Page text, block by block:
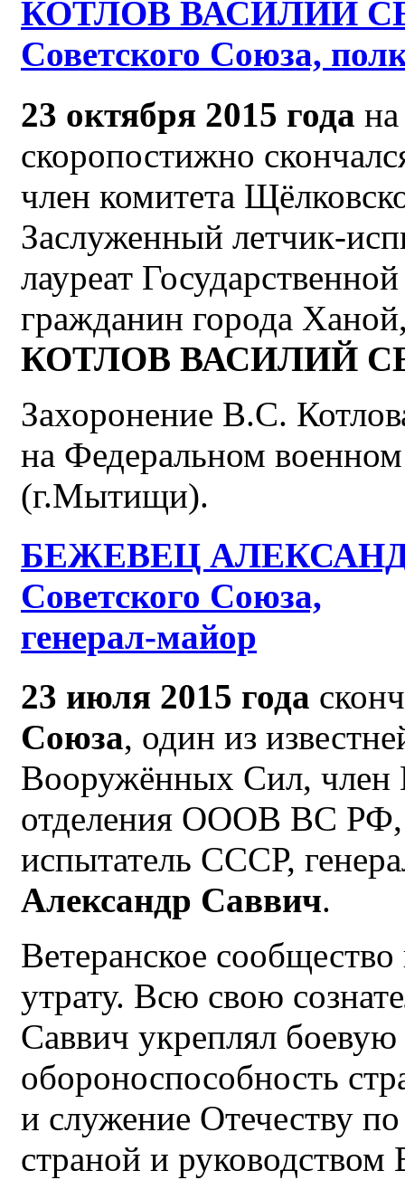
КОТЛОВ ВАСИЛИЙ
Советского Союза,
23 октября 2015 года
скоропостижно
член комитета
Заслуженный летчик-
лауреат
гражданин города
КОТЛОВ ВАСИЛИЙ
Захоронение В.С.
на Федеральном
(г.Мытищи).
БЕЖЕВЕЦ
Советского Союза,
генерал-майор
23 июля 2015 года
Союза, один из
Вооружённых Сил, член
отделения ОООВ ВС РФ,
испытатель СССР,
Александр Саввич.
Ветеранское
утрату. Всю свою
Саввич укреплял
обороноспособность
и служение Отечеству
страной и